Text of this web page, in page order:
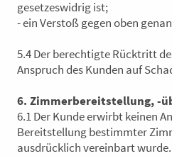
gesetzeswidrig ist;
- ein Verstoß gegen oben
5.4 Der berechtigte Rücktritt
Anspruch des Kunden auf
6. Zimmerbereitstellung, -
6.1 Der Kunde erwirbt keinen
Bereitstellung bestimmter
ausdrücklich vereinbart wurde.